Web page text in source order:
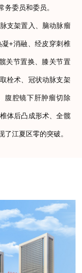
委员和委员。
支架置入、脑动脉瘤
+消融、经皮穿刺椎
关节置换、膝关节置
栓术、冠状动脉支架
腹腔镜下肝肿瘤切除
体后凸成形术、全髋
江夏区零的突破。